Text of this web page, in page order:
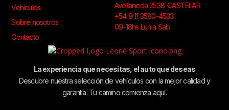
Vehículos
Sobre nosotros
Contacto
Avellaneda 2538-CASTELAR
+54 9 11 3580-4533
09-18hs Lun a Sab
La experiencia que necesitas, el auto que deseas
Descubre nuestra selección de vehículos con la mejor calidad y
garantía. Tu camino comienza aquí.